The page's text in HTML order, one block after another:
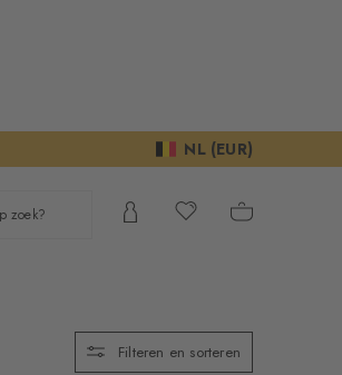
NL (EUR)
zoek?
Filteren en sorteren